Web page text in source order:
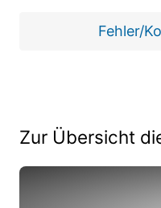
Fehler/
Zur Übersicht